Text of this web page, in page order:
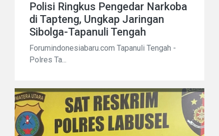
Polisi Ringkus Pengedar Narkoba
di Tapteng, Ungkap Jaringan
Sibolga-Tapanuli Tengah
Forumindonesiabaru.com Tapanuli Tengah -
Polres Ta...